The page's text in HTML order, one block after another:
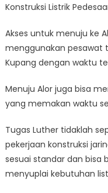
Konstruksi Listrik
Akses untuk menuju ke
menggunakan pesawat
Kupang dengan waktu
Menuju Alor juga bisa
yang memakan waktu
Tugas Luther tidaklah
pekerjaan konstruksi
sesuai standar dan bisa
menyuplai kebutuhan